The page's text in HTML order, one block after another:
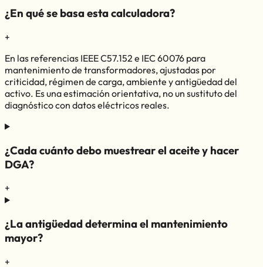
¿En qué se basa esta calculadora?
+
En las referencias IEEE C57.152 e IEC 60076 para
mantenimiento de transformadores, ajustadas por
criticidad, régimen de carga, ambiente y antigüedad del
activo. Es una estimación orientativa, no un sustituto del
diagnóstico con datos eléctricos reales.
¿Cada cuánto debo muestrear el aceite y hacer
DGA?
+
¿La antigüedad determina el mantenimiento
mayor?
+